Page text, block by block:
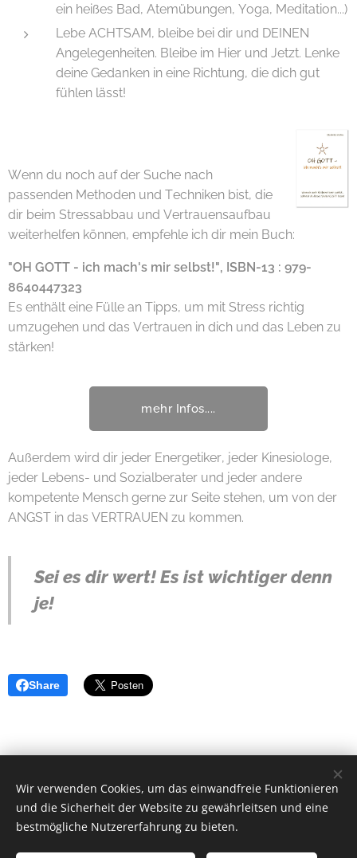
ein heißes Bad, Atemübungen, Yoga, Meditation...)
Lebe ACHTSAM, bleibe bei dir und DEINEN
Angelegenheiten. Bleibe im Hier und Jetzt. Lenke
deine Gedanken in eine Richtung, die dich gut
fühlen lässt!
Wenn du noch auf der Suche nach
passenden Methoden und Techniken bist, die
dir beim Stressabbau und Vertrauensaufbau
weiterhelfen können, empfehle ich dir mein Buch:
"OH GOTT - ich mach's mir selbst!", ISBN-13 : 979-
8640447323
Es enthält eine Fülle an Tipps, um mit Stress richtig
umzugehen und das Vertrauen in dich und das Leben zu
stärken!
mehr Infos....
Außerdem wird dir jeder Energetiker, jeder Kinesiologe,
jeder Lebens- und Sozialberater und jeder andere
kompetente Mensch gerne zur Seite stehen, um von der
ANGST in das VERTRAUEN zu kommen.
Sei es dir wert! Es ist wichtiger denn
je!
Share
Elisabeth Wieden
0660 7671510
Wir verwenden Cookies, um das einwandfreie Funktionieren
und die Sicherheit der Website zu gewährleitsen und eine
bestmögliche Nutzererfahrung zu bieten.